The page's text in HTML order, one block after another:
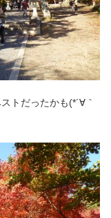
トだったかも(*´∀｀